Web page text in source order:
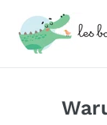
Inhalt